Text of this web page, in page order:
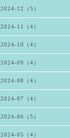
2024-12（5）
2024-11（4）
2024-10（4）
2024-09（4）
2024-08（4）
2024-07（4）
2024-06（5）
2024-05（4）